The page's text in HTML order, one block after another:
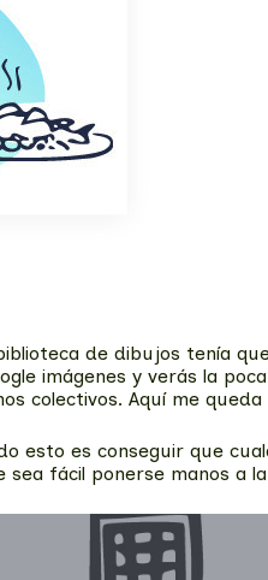
de dibujos tenía
imágenes y verás la
colectivos. Aquí me
esto es conseguir que
fácil ponerse manos a